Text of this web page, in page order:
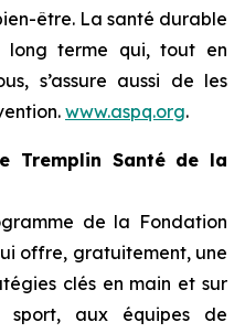
être. La santé durable
long terme qui, tout en
s’assure aussi de les
www.aspq.org.
Tremplin Santé de la
de la Fondation
offre, gratuitement, une
clés en main et sur
aux équipes de